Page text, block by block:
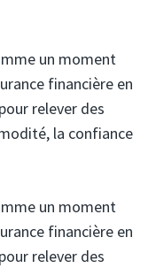
un moment
financière en
relever des
la confiance
un moment
financière en
relever des